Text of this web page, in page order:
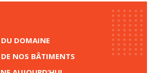
DOMAINE
NOS BÂTIMENTS